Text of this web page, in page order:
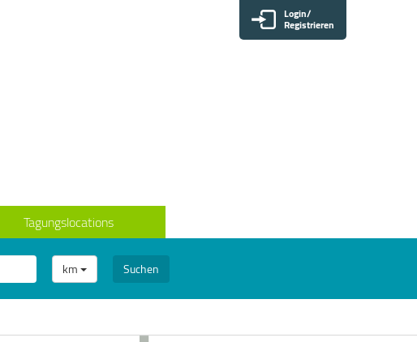
Login/
Registrieren
Tagungslocations
km Suchen